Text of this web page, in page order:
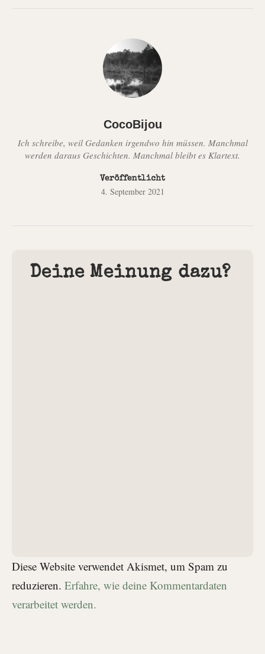
CocoBijou
Ich schreibe, weil Gedanken irgendwo hin müssen. Manchmal
werden daraus Geschichten. Manchmal bleibt es Klartext.
Veröffentlicht
4. September 2021
Deine Meinung dazu?
Diese Website verwendet Akismet, um Spam zu
reduzieren. Erfahre, wie deine Kommentardaten
verarbeitet werden.